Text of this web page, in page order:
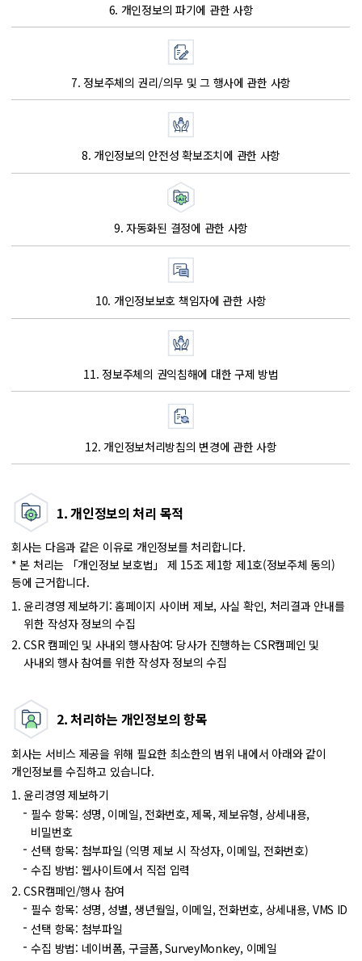
6. 개인정보의 파기에 관한 사항
7. 정보주체의 권리/의무 및 그 행사에 관한 사항
8. 개인정보의 안전성 확보조치에 관한 사항
9. 자동화된 결정에 관한 사항
10. 개인정보보호 책임자에 관한 사항
11. 정보주체의 권익침해에 대한 구제 방법
12. 개인정보처리방침의 변경에 관한 사항
1. 개인정보의 처리 목적
회사는 다음과 같은 이유로 개인정보를 처리합니다.
* 본 처리는 「개인정보 보호법」 제 15조 제1항 제1호(정보주체 동의)
등에 근거합니다.
윤리경영 제보하기: 홈페이지 사이버 제보, 사실 확인, 처리결과 안내를
위한 작성자 정보의 수집
CSR 캠페인 및 사내외 행사참여: 당사가 진행하는 CSR캠페인 및
사내외 행사 참여를 위한 작성자 정보의 수집
2. 처리하는 개인정보의 항목
회사는 서비스 제공을 위해 필요한 최소한의 범위 내에서 아래와 같이
개인정보를 수집하고 있습니다.
윤리경영 제보하기
필수 항목: 성명, 이메일, 전화번호, 제목, 제보유형, 상세내용,
비밀번호
선택 항목: 첨부파일 (익명 제보 시 작성자, 이메일, 전화번호)
수집 방법: 웹사이트에서 직접 입력
CSR캠페인/행사 참여
필수 항목: 성명, 성별, 생년월일, 이메일, 전화번호, 상세내용, VMS ID
선택 항목: 첨부파일
수집 방법: 네이버폼, 구글폼, SurveyMonkey, 이메일